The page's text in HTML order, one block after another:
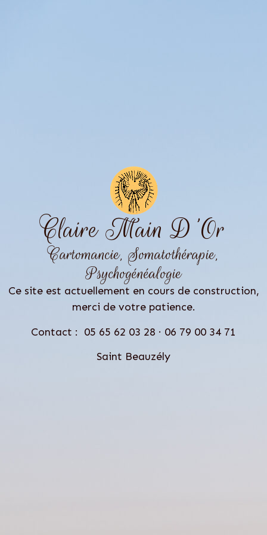
Claire Main D'Or
Cartomancie, Somatothérapie,
Psychogénéalogie
Ce site est actuellement en cours de construction,
merci de votre patience.
Contact : 05 65 62 03 28 · 06 79 00 34 71
Saint Beauzély